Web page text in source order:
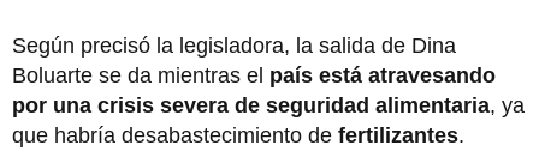
Según precisó la legisladora, la salida de Dina
Boluarte se da mientras el país está atravesando
por una crisis severa de seguridad alimentaria, ya
que habría desabastecimiento de fertilizantes.